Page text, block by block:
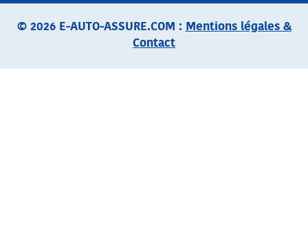
© 2026 E-AUTO-ASSURE.COM : Mentions légales &
Contact